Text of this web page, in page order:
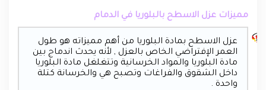
مميزات عزل الاسطح بالبلوريا في الدمام
عزل الاسطح بمادة البلوريا من أهم مميزاته هو طول
العمر الإفتراضي الخاص بالعزل , لأنه يحدث اندماج بين
مادة البلوريا والمواد الخرسانية وتتغلغل مادة البلوريا
داخل الشقوق والفراغات وتصبح هي والخرسانة كتلة
واحدة .